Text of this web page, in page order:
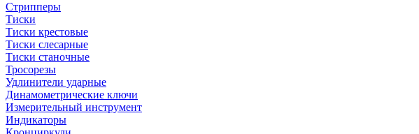
Стрипперы
Тиски
Тиски крестовые
Тиски слесарные
Тиски станочные
Тросорезы
Удлинители ударные
Динамометрические ключи
Измерительный инструмент
Индикаторы